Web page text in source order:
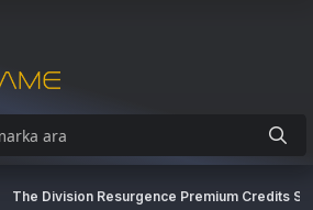
The Division Resurgence Premium Credits